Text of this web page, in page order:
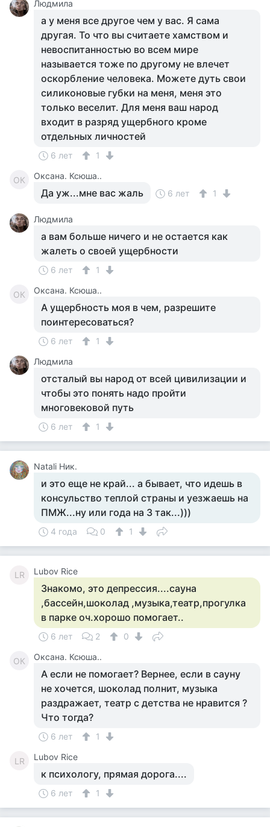
Людмила
а у меня все другое чем у вас. Я сама
другая. То что вы считаете хамством и
невоспитанностью во всем мире
называется тоже по другому не влечет
оскорбление человека. Можете дуть свои
силиконовые губки на меня, меня это
только веселит. Для меня ваш народ
входит в разряд ущербного кроме
отдельных личностей
6 лет 1
ОК Оксана. Ксюша..
Да уж...мне вас жаль 6 лет 1
Людмила
а вам больше ничего и не остается как
жалеть о своей ущербности
6 лет 1
ОК Оксана. Ксюша..
А ущербность моя в чем, разрешите
поинтересоваться?
6 лет
1
Людмила
отсталый вы народ от всей цивилизации и
чтобы это понять надо пройти
многовековой путь
6 лет 1
Natali Ник.
и это еще не край... а бывает, что идешь в
консульство теплой страны и уезжаешь на
ПМЖ...ну или года на 3 так...)))
4 года 0 1
LR Lubov Rice
Знакомо, это депрессия....сауна
,бассейн,шоколад ,музыка,театр,прогулка
в парке оч.хорошо помогает..
6 лет 2 0
ОК Оксана. Ксюша..
А если не помогает? Вернее, если в сауну
не хочется, шоколад полнит, музыка
раздражает, театр с детства не нравится ?
Что тогда?
6 лет 1
LR Lubov Rice
к психологу, прямая дорога....
6 лет 1